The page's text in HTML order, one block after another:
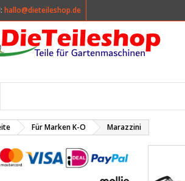
hallo@dieteileshop.de
Für Marken K-O Marazzini